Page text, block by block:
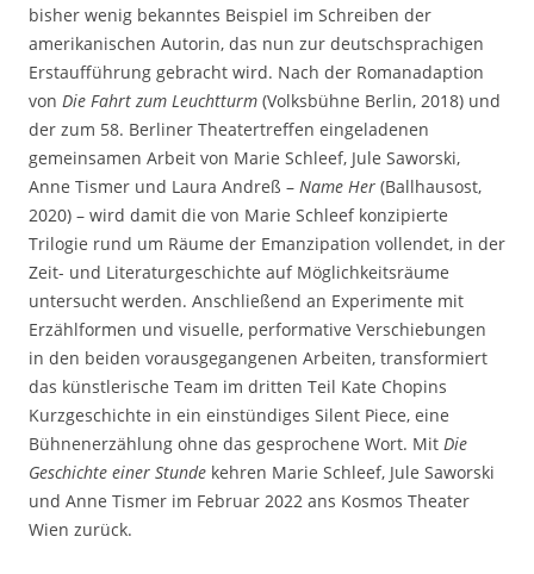
bisher wenig bekanntes Beispiel im Schreiben der
amerikanischen Autorin, das nun zur deutschsprachigen
Erstaufführung gebracht wird. Nach der Romanadaption
von Die Fahrt zum Leuchtturm (Volksbühne Berlin, 2018) und
der zum 58. Berliner Theatertreffen eingeladenen
gemeinsamen Arbeit von Marie Schleef, Jule Saworski,
Anne Tismer und Laura Andreß – Name Her (Ballhausost,
2020) – wird damit die von Marie Schleef konzipierte
Trilogie rund um Räume der Emanzipation vollendet, in der
Zeit- und Literaturgeschichte auf Möglichkeitsräume
untersucht werden. Anschließend an Experimente mit
Erzählformen und visuelle, performative Verschiebungen
in den beiden vorausgegangenen Arbeiten, transformiert
das künstlerische Team im dritten Teil Kate Chopins
Kurzgeschichte in ein einstündiges Silent Piece, eine
Bühnenerzählung ohne das gesprochene Wort. Mit Die
Geschichte einer Stunde kehren Marie Schleef, Jule Saworski
und Anne Tismer im Februar 2022 ans Kosmos Theater
Wien zurück.